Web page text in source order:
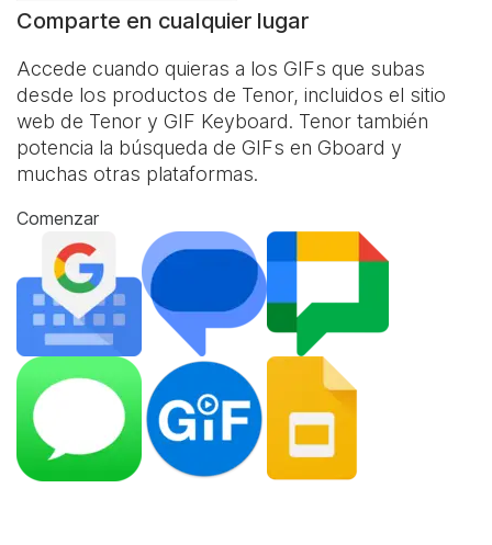
Comparte en cualquier lugar
Accede cuando quieras a los GIFs que subas
desde los productos de Tenor, incluidos el sitio
web de Tenor y GIF Keyboard. Tenor también
potencia la búsqueda de GIFs en Gboard y
muchas otras plataformas.
Comenzar